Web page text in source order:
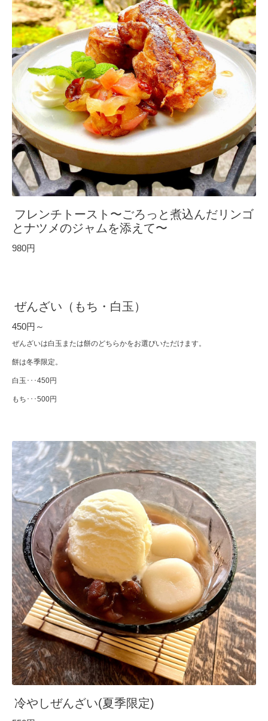
フレンチトースト〜ごろっと煮込んだリンゴ
とナツメのジャムを添えて〜
980円
ぜんざい（もち・白玉）
450円～
ぜんざいは白玉または餅のどちらかをお選びいただけます。
餅は冬季限定。
白玉･･･450円
もち･･･500円
冷やしぜんざい(夏季限定)